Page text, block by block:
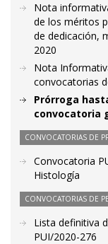
Nota
de los méritos
de dedicación,
2020
Nota
convocatorias
Prórroga
convocatoria
CONVOCATORIAS DE
Convocatoria
Histología
CONVOCATORIAS DE
Lista definitiva
PUI/2020-276